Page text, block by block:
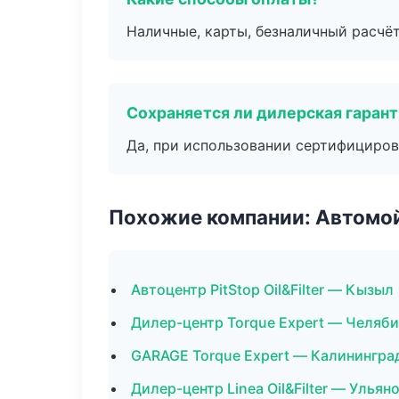
Наличные, карты, безналичный
Сохраняется ли дилерская
Да, при использовании
Похожие компании:
Автоцентр PitStop Oil&Filter — Кызыл
Дилер-центр Torque Expert —
GARAGE Torque Expert —
Дилер-центр Linea Oil&Filter —